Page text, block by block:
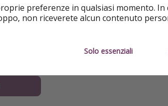
preferenze in qualsiasi momento.
non riceverete alcun contenuto
Solo essenziali